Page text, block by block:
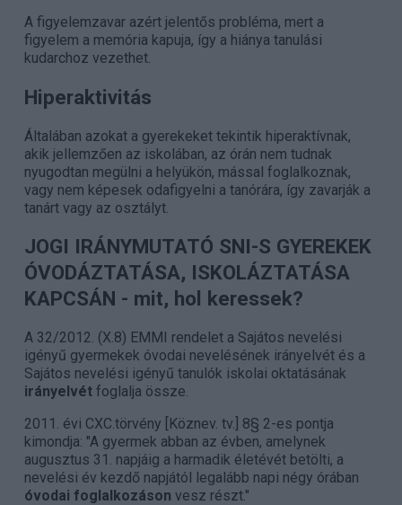
A figyelemzavar azért jelentős probléma, mert a
figyelem a memória kapuja, így a hiánya tanulási
kudarchoz vezethet.
Hiperaktivitás
Általában azokat a gyerekeket tekintik hiperaktívnak,
akik jellemzően az iskolában, az órán nem tudnak
nyugodtan megülni a helyükön, mással foglalkoznak,
vagy nem képesek odafigyelni a tanórára, így zavarják a
tanárt vagy az osztályt.
JOGI IRÁNYMUTATÓ SNI-S GYEREKEK
ÓVODÁZTATÁSA, ISKOLÁZTATÁSA
KAPCSÁN - mit, hol keressek?
A 32/2012. (X.8) EMMI rendelet a Sajátos nevelési
igényű gyermekek óvodai nevelésének irányelvét és a
Sajátos nevelési igényű tanulók iskolai oktatásának
irányelvétfoglalja össze.
2011. évi CXC.törvény [Köznev. tv.] 8§ 2-es pontja
kimondja: "A gyermek abban az évben, amelynek
augusztus 31. napjáig a harmadik életévét betölti, a
nevelési év kezdő napjától legalább napi négy órában
óvodai foglalkozáson vesz részt."